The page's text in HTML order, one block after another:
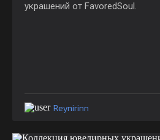
украшений от FavoredSoul.
Reynirinn